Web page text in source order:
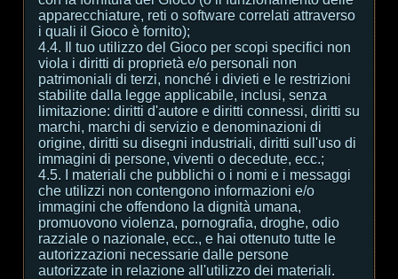
apparecchiature, reti o software correlati attraverso
i quali il Gioco è fornito);
4.4. Il tuo utilizzo del Gioco per scopi specifici non
viola i diritti di proprietà e/o personali non
patrimoniali di terzi, nonché i divieti e le restrizioni
stabilite dalla legge applicabile, inclusi, senza
limitazione: diritti d'autore e diritti connessi, diritti su
marchi, marchi di servizio e denominazioni di
origine, diritti su disegni industriali, diritti sull'uso di
immagini di persone, viventi o decedute, ecc.;
4.5. I materiali che pubblichi o i nomi e i messaggi
che utilizzi non contengono informazioni e/o
immagini che offendono la dignità umana,
promuovono violenza, pornografia, droghe, odio
razziale o nazionale, ecc., e hai ottenuto tutte le
autorizzazioni necessarie dalle persone
autorizzate in relazione all'utilizzo dei materiali.